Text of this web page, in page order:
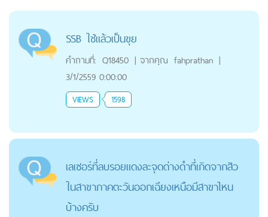
SSB ใช้แล้วเป็นขุย
คำถามที่: Q18450 | จากคุณ fahprathan |
3/1/2559 0:00:00
VIEWS 1598
เลเซอร์ที่ลบรอยแดงละจุดด่างดำที่เกิดจากสิว
ในสาขาภาคตะวันออกเฉียงเหนือมีสาขาไหน
บ้างครับ